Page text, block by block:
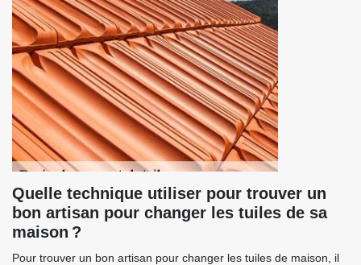
Quelle technique utiliser pour trouver un
bon artisan pour changer les tuiles de sa
maison ?
Pour trouver un bon artisan pour changer les tuiles de maison, il